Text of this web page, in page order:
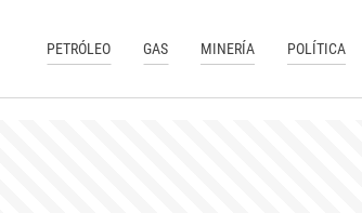
PETRÓLEO GAS MINERÍA POLÍTICA